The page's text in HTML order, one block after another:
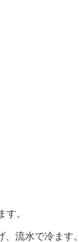
。
流水で冷ます。